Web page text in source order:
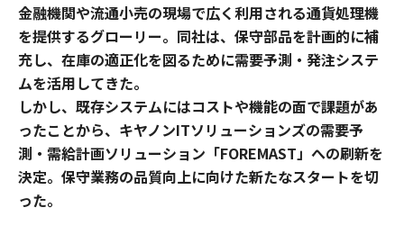
金融機関や流通小売の現場で広く利用される通貨処理機
を提供するグローリー。同社は、保守部品を計画的に補
充し、在庫の適正化を図るために需要予測・発注システ
ムを活用してきた。
しかし、既存システムにはコストや機能の面で課題があ
ったことから、キヤノンITソリューションズの需要予
測・需給計画ソリューション「FOREMAST」への刷新を
決定。保守業務の品質向上に向けた新たなスタートを切
った。